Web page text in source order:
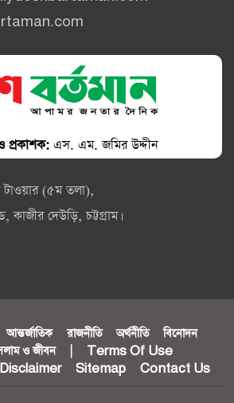
প্রকাশক: এস. এম. জমির উদ্দীন
(৫ম তলা),
দেউড়ি, চট্টগ্রাম।
আন্তর্জাতিক রাজনীতি অর্থনীতি
বিনোদন
ও জীবন
Terms Of Use
Disclaimer Sitemap Contact Us